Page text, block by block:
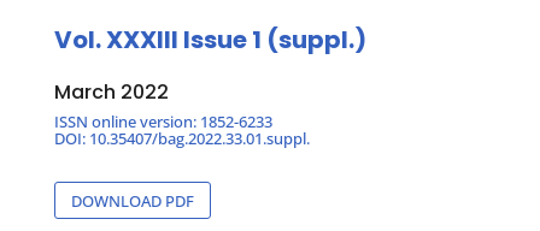
Vol. XXXIII Issue 1 (suppl.)
March 2022
ISSN online version: 1852-6233
DOI: 10.35407/bag.2022.33.01.suppl.
DOWNLOAD PDF